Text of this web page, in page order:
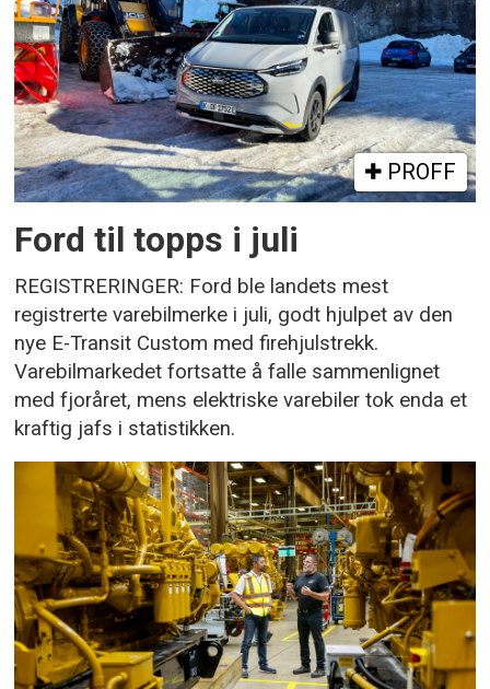
PROFF
Ford til topps i juli
REGISTRERINGER: Ford ble landets mest
registrerte varebilmerke i juli, godt hjulpet av den
nye E-Transit Custom med firehjulstrekk.
Varebilmarkedet fortsatte å falle sammenlignet
med fjoråret, mens elektriske varebiler tok enda et
kraftig jafs i statistikken.